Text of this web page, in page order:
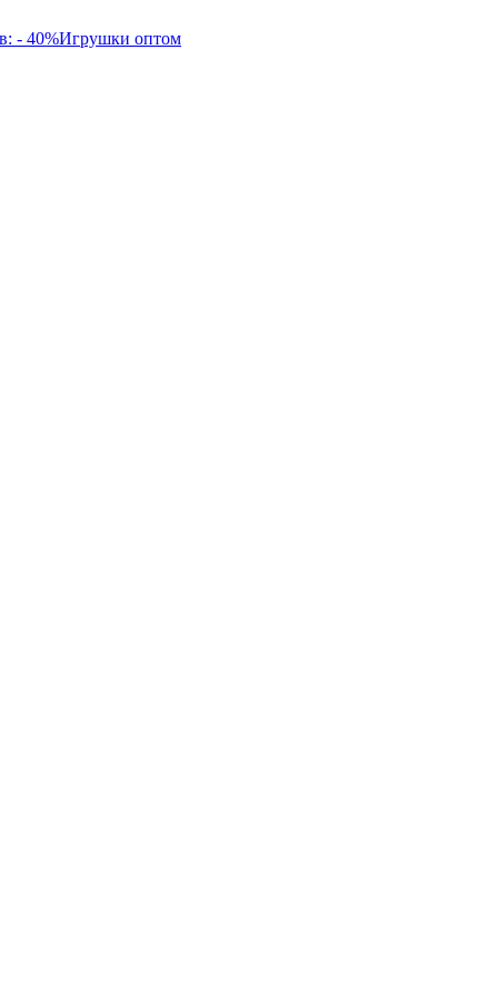
- 40%Игрушки оптом